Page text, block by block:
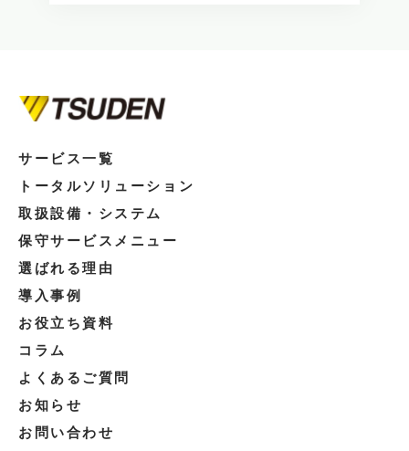
サービス一覧
トータルソリューション
取扱設備・システム
保守サービスメニュー
選ばれる理由
導入事例
お役立ち資料
コラム
よくあるご質問
お知らせ
お問い合わせ